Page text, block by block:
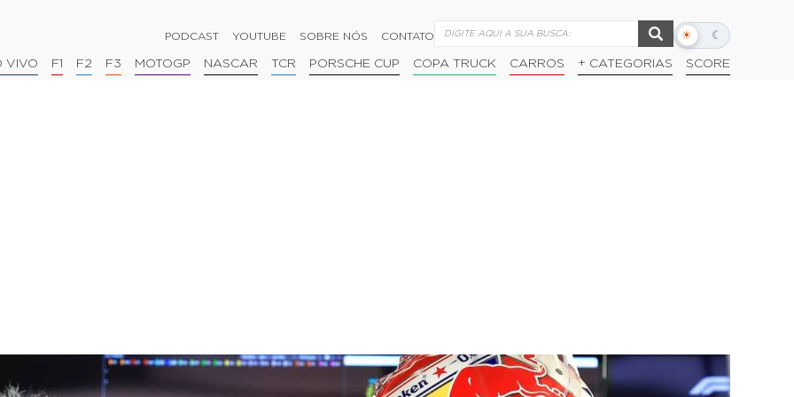
PODCAST YOUTUBE SOBRE NÓS CONTATO ☀ ☾
Alternar
escuro
VIVO F1 F2 F3 MOTOGP NASCAR TCR PORSCHE CUP COPA TRUCK CARROS + CATEGORIAS SCORE